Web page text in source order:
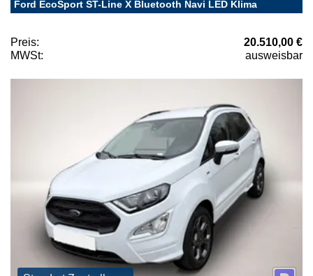
Ford EcoSport ST-Line X Bluetooth Navi LED Klima
Preis:
20.510,00 €
MWSt:
ausweisbar